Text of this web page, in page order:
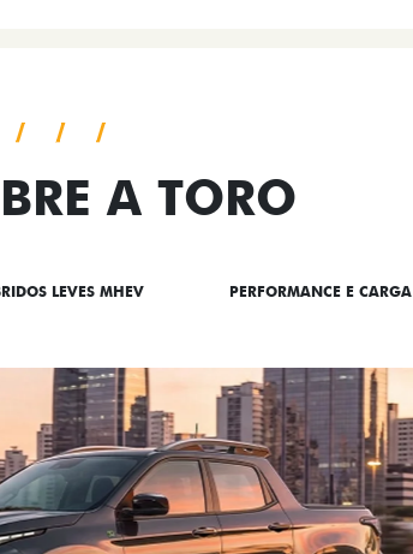
A TORO
LEVES MHEV PERFORMANCE E CARGA